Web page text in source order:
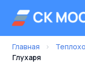
Главная ›
Глухаря